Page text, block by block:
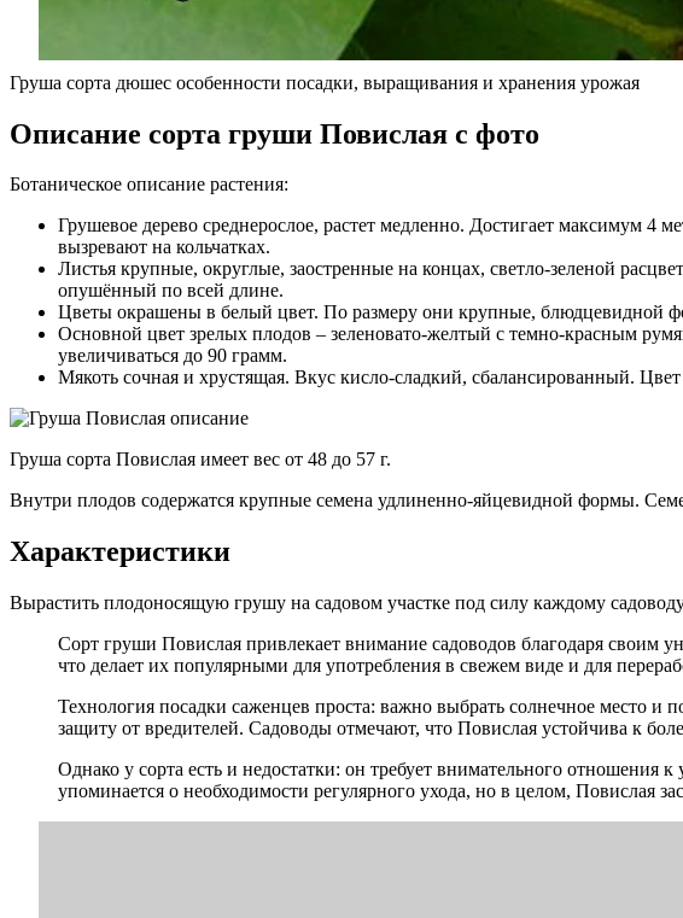
Груша сорта дюшес особенности посадки, выращивания и хранения урожая
Описание сорта груши Повислая с фото
Ботаническое описание растения:
Грушевое дерево среднерослое, растет медленно. Достигает максимум 4
вызревают на кольчатках.
Листья крупные, округлые, заостренные на концах, светло-зеленой
опушённый по всей длине.
Цветы окрашены в белый цвет. По размеру они крупные, блюдцевидной
Основной цвет зрелых плодов – зеленовато-желтый с темно-красным
увеличиваться до 90 грамм.
Мякоть сочная и хрустящая. Вкус кисло-сладкий, сбалансированный.
Груша сорта Повислая имеет вес от 48 до 57 г.
Внутри плодов содержатся крупные семена удлиненно-яйцевидной формы.
Характеристики
Вырастить плодоносящую грушу на садовом участке под силу каждому
Сорт груши Повислая привлекает внимание садоводов благодаря своим
что делает их популярными для употребления в свежем виде и для
Технология посадки саженцев проста: важно выбрать солнечное место и
защиту от вредителей. Садоводы отмечают, что Повислая устойчива к
Однако у сорта есть и недостатки: он требует внимательного отношения
упоминается о необходимости регулярного ухода, но в целом, Повислая